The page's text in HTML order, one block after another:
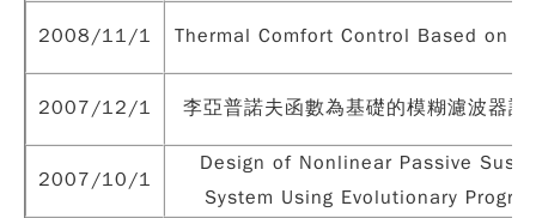
2008/11/1 Thermal Comfort Control Based on
2007/12/1 李亞普諾夫函數為基礎的模糊濾波器設
2007/10/1
Design of Nonlinear Passive
System Using Evolutionary